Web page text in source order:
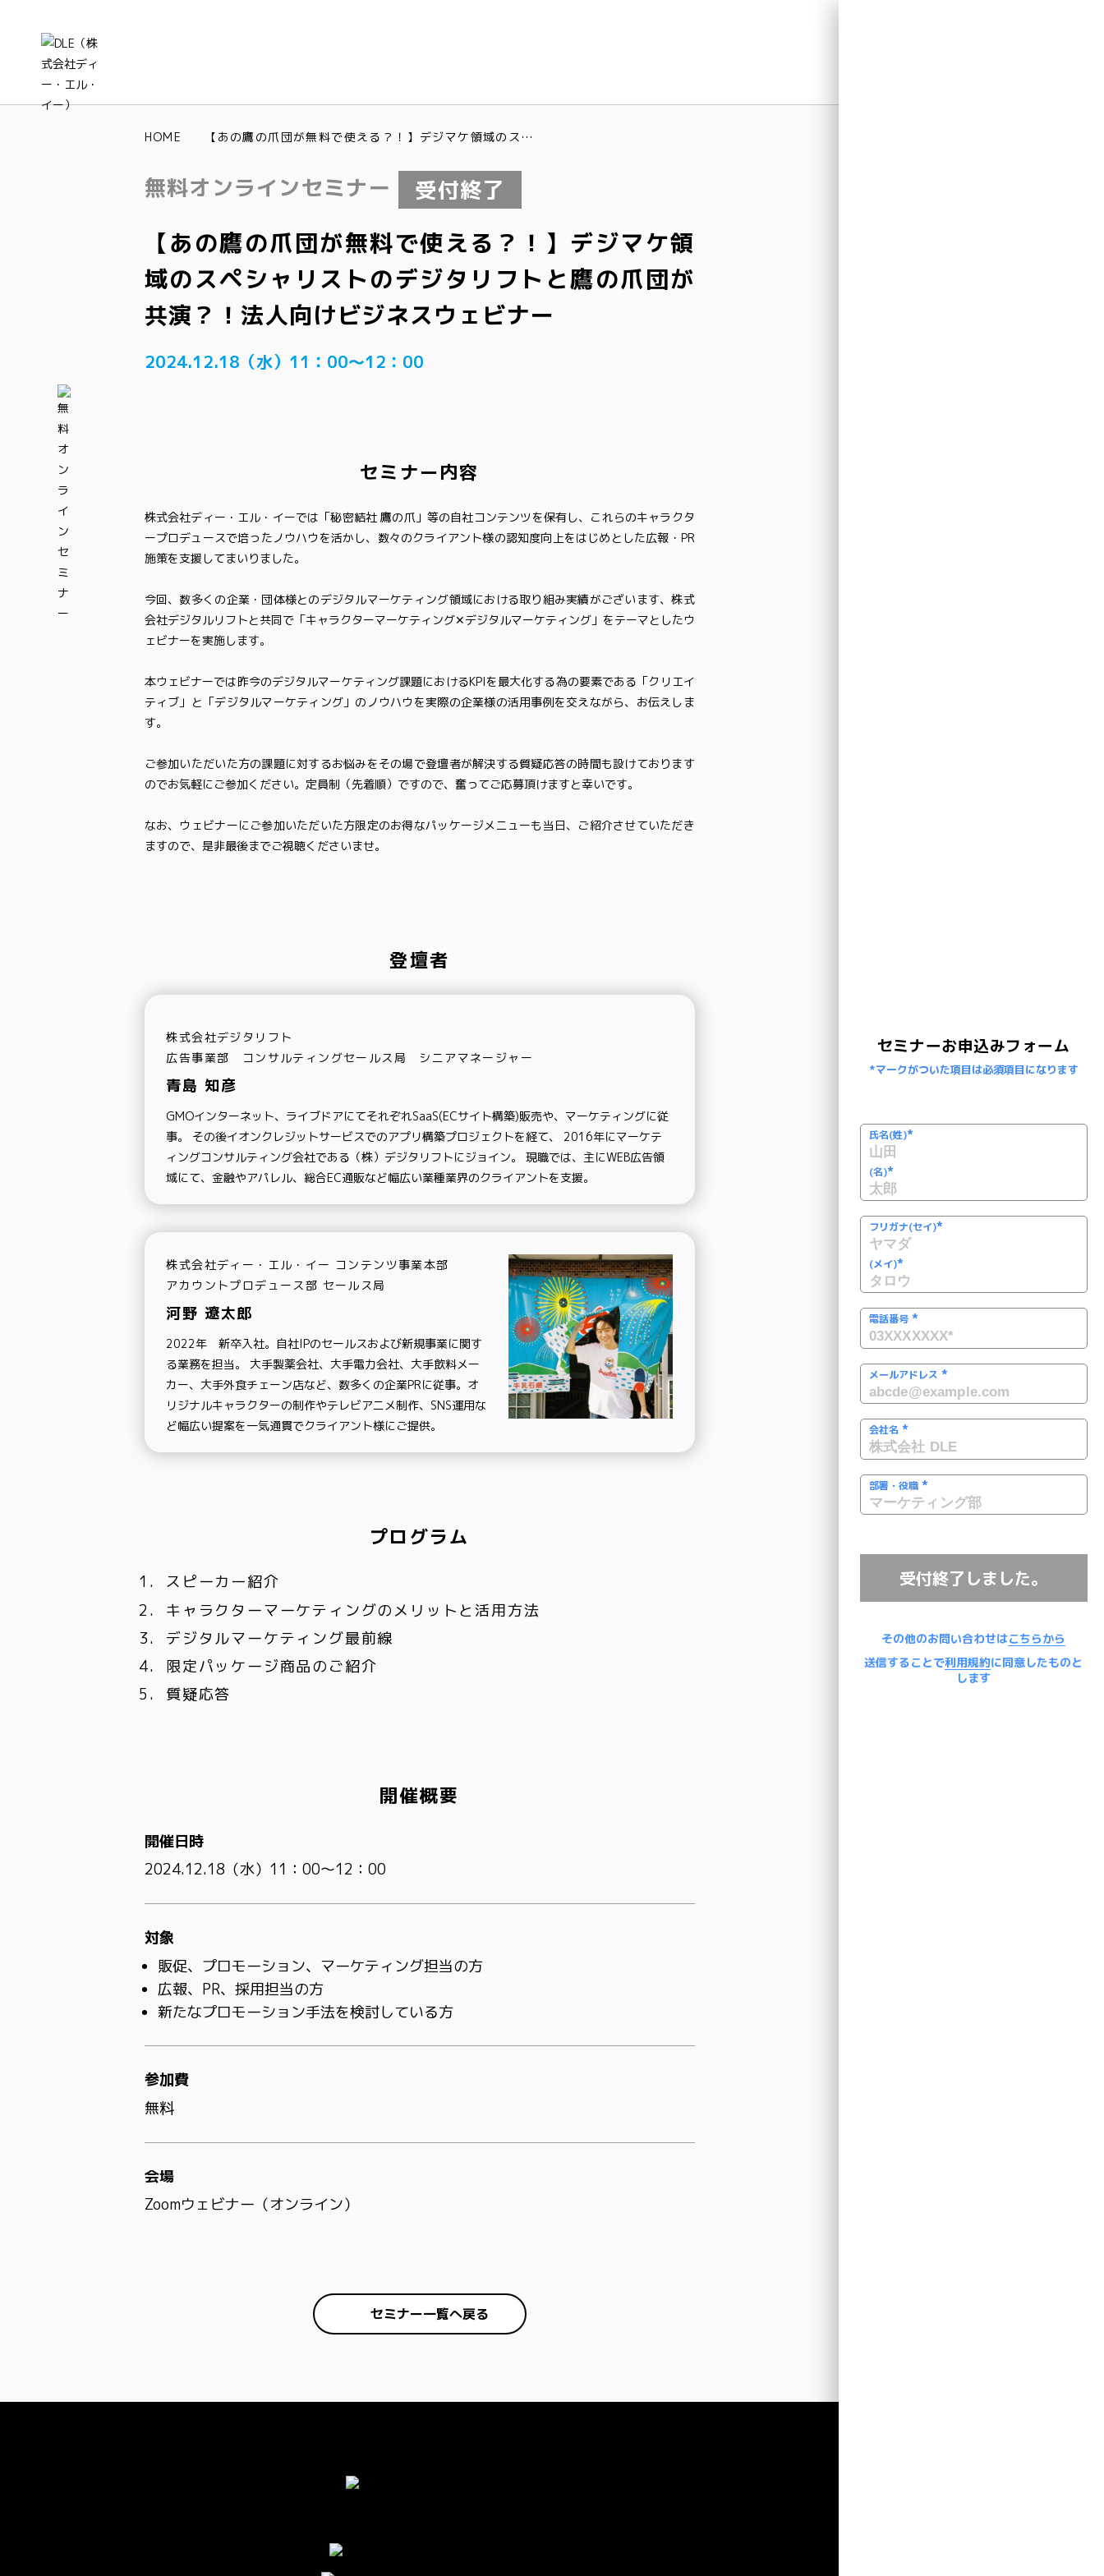
HOME 【あの鷹の爪団が無料で使える？！】デジマケ領域のスペシャリストのデジタリフトと鷹の爪団が共演？！法人向けビジネスウェビナー
無料オンラインセミナー 受付終了
【あの鷹の爪団が無料で使える？！】デジマケ領
域のスペシャリストのデジタリフトと鷹の爪団が
共演？！法人向けビジネスウェビナー
2024.12.18（水）11：00～12：00
セミナー内容
株式会社ディー・エル・イーでは「秘密結社 鷹の爪」等の自社コンテンツを保有し、これらのキャラクタ
ープロデュースで培ったノウハウを活かし、数々のクライアント様の認知度向上をはじめとした広報・PR
施策を支援してまいりました。
今回、数多くの企業・団体様とのデジタルマーケティング領域における取り組み実績がございます、株式
会社デジタルリフトと共同で「キャラクターマーケティング✕デジタルマーケティング」をテーマとしたウ
ェビナーを実施します。
本ウェビナーでは昨今のデジタルマーケティング課題におけるKPIを最大化する為の要素である「クリエイ
ティブ」と「デジタルマーケティング」のノウハウを実際の企業様の活用事例を交えながら、お伝えしま
す。
ご参加いただいた方の課題に対するお悩みをその場で登壇者が解決する質疑応答の時間も設けております
のでお気軽にご参加ください。定員制（先着順）ですので、奮ってご応募頂けますと幸いです。
なお、ウェビナーにご参加いただいた方限定のお得なパッケージメニューも当日、ご紹介させていただき
ますので、是非最後までご視聴くださいませ。
登壇者
株式会社デジタリフト
広告事業部 コンサルティングセールス局 シニアマネージャー
青島 知彦
GMOインターネット、ライブドアにてそれぞれSaaS(ECサイト構築)販売や、マーケティングに従
事。 その後イオンクレジットサービスでのアプリ構築プロジェクトを経て、 2016年にマーケテ
ィングコンサルティング会社である（株）デジタリフトにジョイン。 現職では、主にWEB広告領
域にて、金融やアパレル、総合EC通販など幅広い業種業界のクライアントを支援。
株式会社ディー・エル・イー コンテンツ事業本部
アカウントプロデュース部 セールス局
河野 遼太郎
2022年 新卒入社。自社IPのセールスおよび新規事業に関す
る業務を担当。 大手製薬会社、大手電力会社、大手飲料メー
カー、大手外食チェーン店など、数多くの企業PRに従事。オ
リジナルキャラクターの制作やテレビアニメ制作、SNS運用な
ど幅広い提案を一気通貫でクライアント様にご提供。
プログラム
スピーカー紹介
キャラクターマーケティングのメリットと活用方法
デジタルマーケティング最前線
限定パッケージ商品のご紹介
質疑応答
開催概要
開催日時
2024.12.18（水）11：00～12：00
対象
販促、プロモーション、マーケティング担当の方
広報、PR、採用担当の方
新たなプロモーション手法を検討している方
参加費
無料
会場
Zoomウェビナー（オンライン）
セミナー一覧へ戻る
セミナーお申込みフォーム
*マークがついた項目は必須項目になります
氏名(姓)*
(名)*
フリガナ(セイ)*
(メイ)*
電話番号 *
メールアドレス *
会社名 *
部署・役職 *
受付終了しました。
その他のお問い合わせはこちらから
送信することで利用規約に同意したものと
します